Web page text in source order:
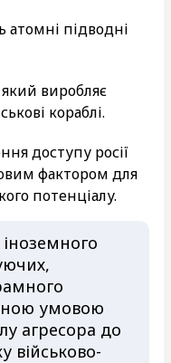
підводні
виробляє
кораблі.
доступу росії
фактором для
потенціалу.
умовою
агресора до
військово-